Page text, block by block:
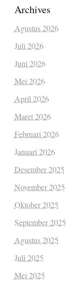
Archives
Agustus 2026
Juli 2026
Juni 2026
Mei 2026
April 2026
Maret 2026
Februari 2026
Januari 2026
Desember 2025
November 2025
Oktober 2025
September 2025
Agustus 2025
Juli 2025
Mei 2025